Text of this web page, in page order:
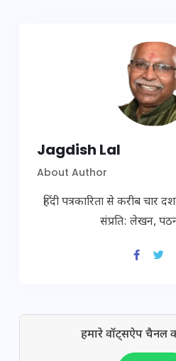
Jagdish Lal
About Author
हिंदी पत्रकारिता से करीब चार
संप्रति: लेखन,
हमारे वॉट्सऐप चैनल